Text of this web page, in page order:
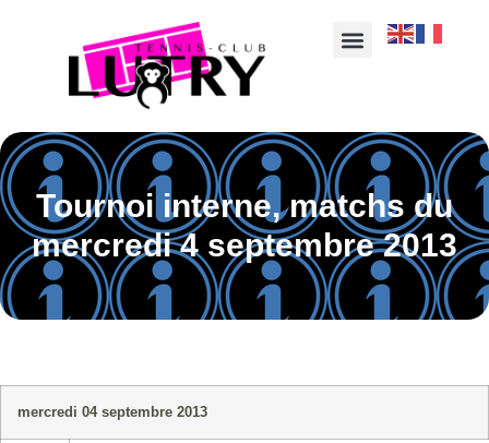
Tournoi interne, matchs du
mercredi 4 septembre 2013
mercredi 04 septembre 2013